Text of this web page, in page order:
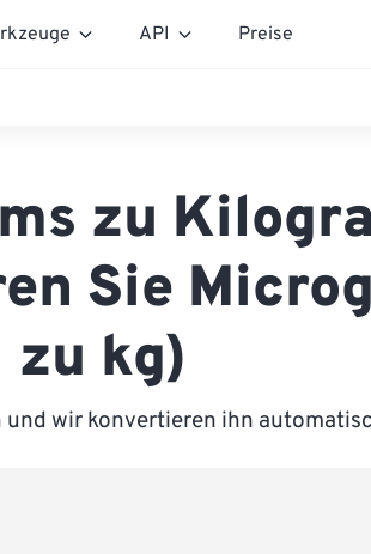
API Preise
zu
Sie
zu kg)
und wir konvertieren ihn